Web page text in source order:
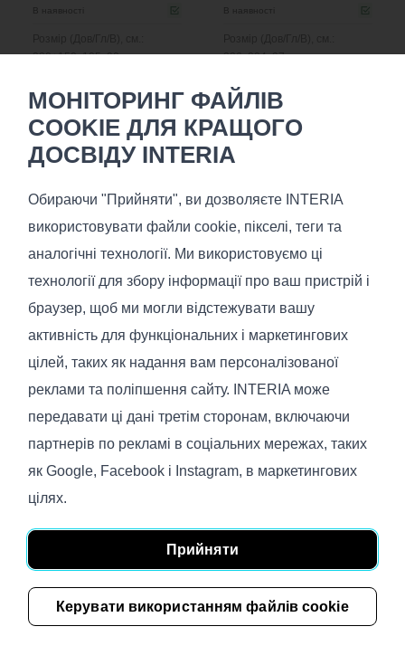
320+150x105x90
226x204x97
48/40x48/40x55/45
Вам може сподобатись
Surf Long
€
Malevich Big
МОНІТОРИНГ ФАЙЛІВ
COOKIE ДЛЯ КРАЩОГО
ДОСВІДУ INTERIA
Обираючи "Прийняти", ви дозволяєте INTERIA
використовувати файли cookie, пікселі, теги та
аналогічні технології. Ми використовуємо ці
технології для збору інформації про ваш пристрій і
браузер, щоб ми могли відстежувати вашу
активність для функціональних і маркетингових
цілей, таких як надання вам персоналізованої
реклами та поліпшення сайту. INTERIA може
передавати ці дані третім сторонам, включаючи
партнерів по рекламі в соціальних мережах, таких
як Google, Facebook і Instagram, в маркетингових
цілях.
Прийняти
Керувати використанням файлів cookie